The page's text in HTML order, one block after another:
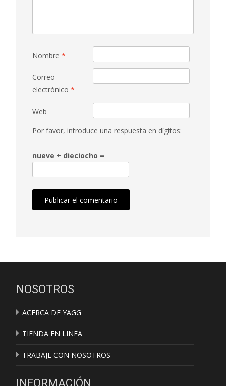
Nombre *
Correo
electrónico *
Web
Por favor, introduce una respuesta en dígitos:
nueve + dieciocho =
NOSOTROS
ACERCA DE YAGG
TIENDA EN LINEA
TRABAJE CON NOSOTROS
INFORMACIÓN